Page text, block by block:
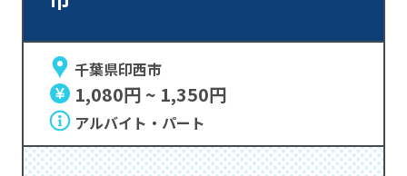
千葉県印西市
1,080円 ~ 1,350円
アルバイト・パート